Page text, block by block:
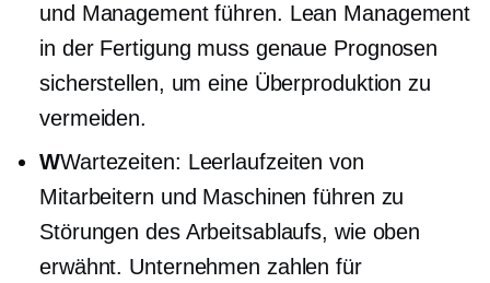
und Management führen. Lean Management
in der Fertigung muss genaue Prognosen
sicherstellen, um eine Überproduktion zu
vermeiden.
WWartezeiten: Leerlaufzeiten von
Mitarbeitern und Maschinen führen zu
Störungen des Arbeitsablaufs, wie oben
erwähnt. Unternehmen zahlen für